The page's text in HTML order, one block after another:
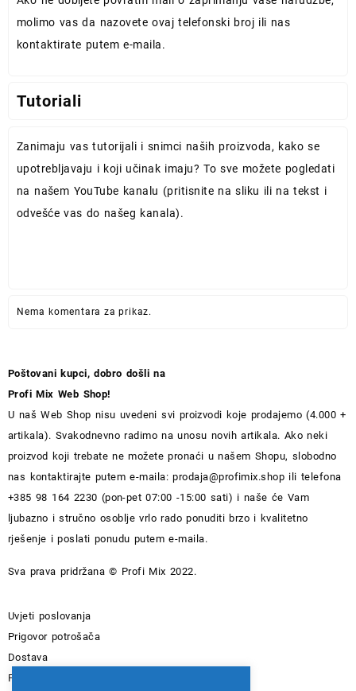
molimo vas da nazovete ovaj telefonski broj ili nas
kontaktirate putem e-maila.
Tutoriali
Zanimaju vas tutorijali i snimci naših proizvoda, kako se
upotrebljavaju i koji učinak imaju? To sve možete pogledati
na našem YouTube kanalu (pritisnite na sliku ili na tekst i
odvešće vas do našeg kanala).
Nema komentara za prikaz.
Poštovani kupci, dobro došli na
Profi Mix Web Shop!
U naš Web Shop nisu uvedeni svi proizvodi koje prodajemo (4.000 +
artikala). Svakodnevno radimo na unosu novih artikala. Ako neki
proizvod koji trebate ne možete pronaći u našem Shopu, slobodno
nas kontaktirajte putem e-maila:prodaja@profimix.shop ili telefona
+385 98 164 2230 (pon-pet 07:00 -15:00 sati) i naše će Vam
ljubazno i stručno osoblje vrlo rado ponuditi brzo i kvalitetno
rješenje i poslati ponudu putem e-maila.
Sva prava pridržana © Profi Mix 2022.
Uvjeti poslovanja
Prigovor potrošača
Dostava
Pravila privatnosti